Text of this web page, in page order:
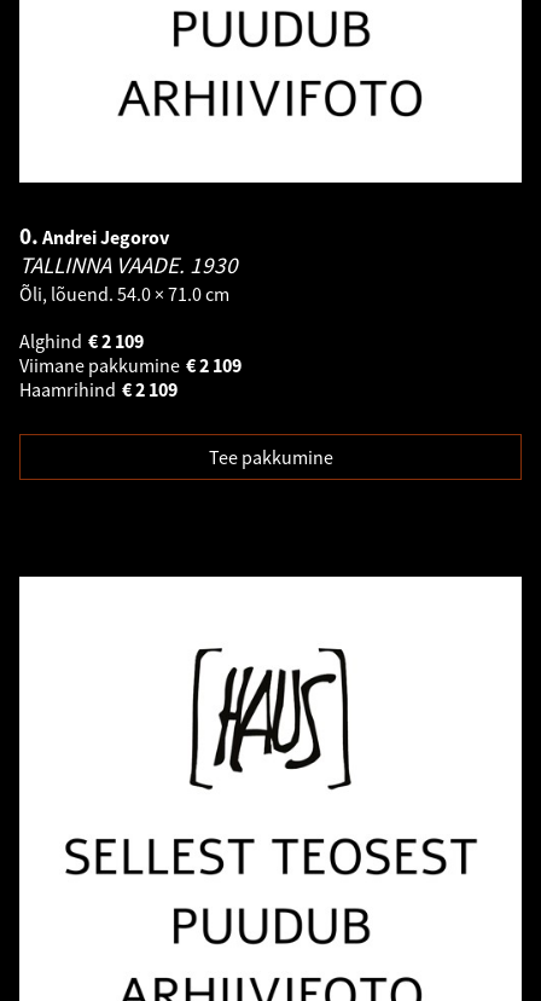
0. Andrei Jegorov
TALLINNA VAADE. 1930
Õli, lõuend. 54.0 × 71.0 cm
Alghind
2 109
€
Viimane pakkumine
2 109
€
Haamrihind
2 109
€
Tee pakkumine